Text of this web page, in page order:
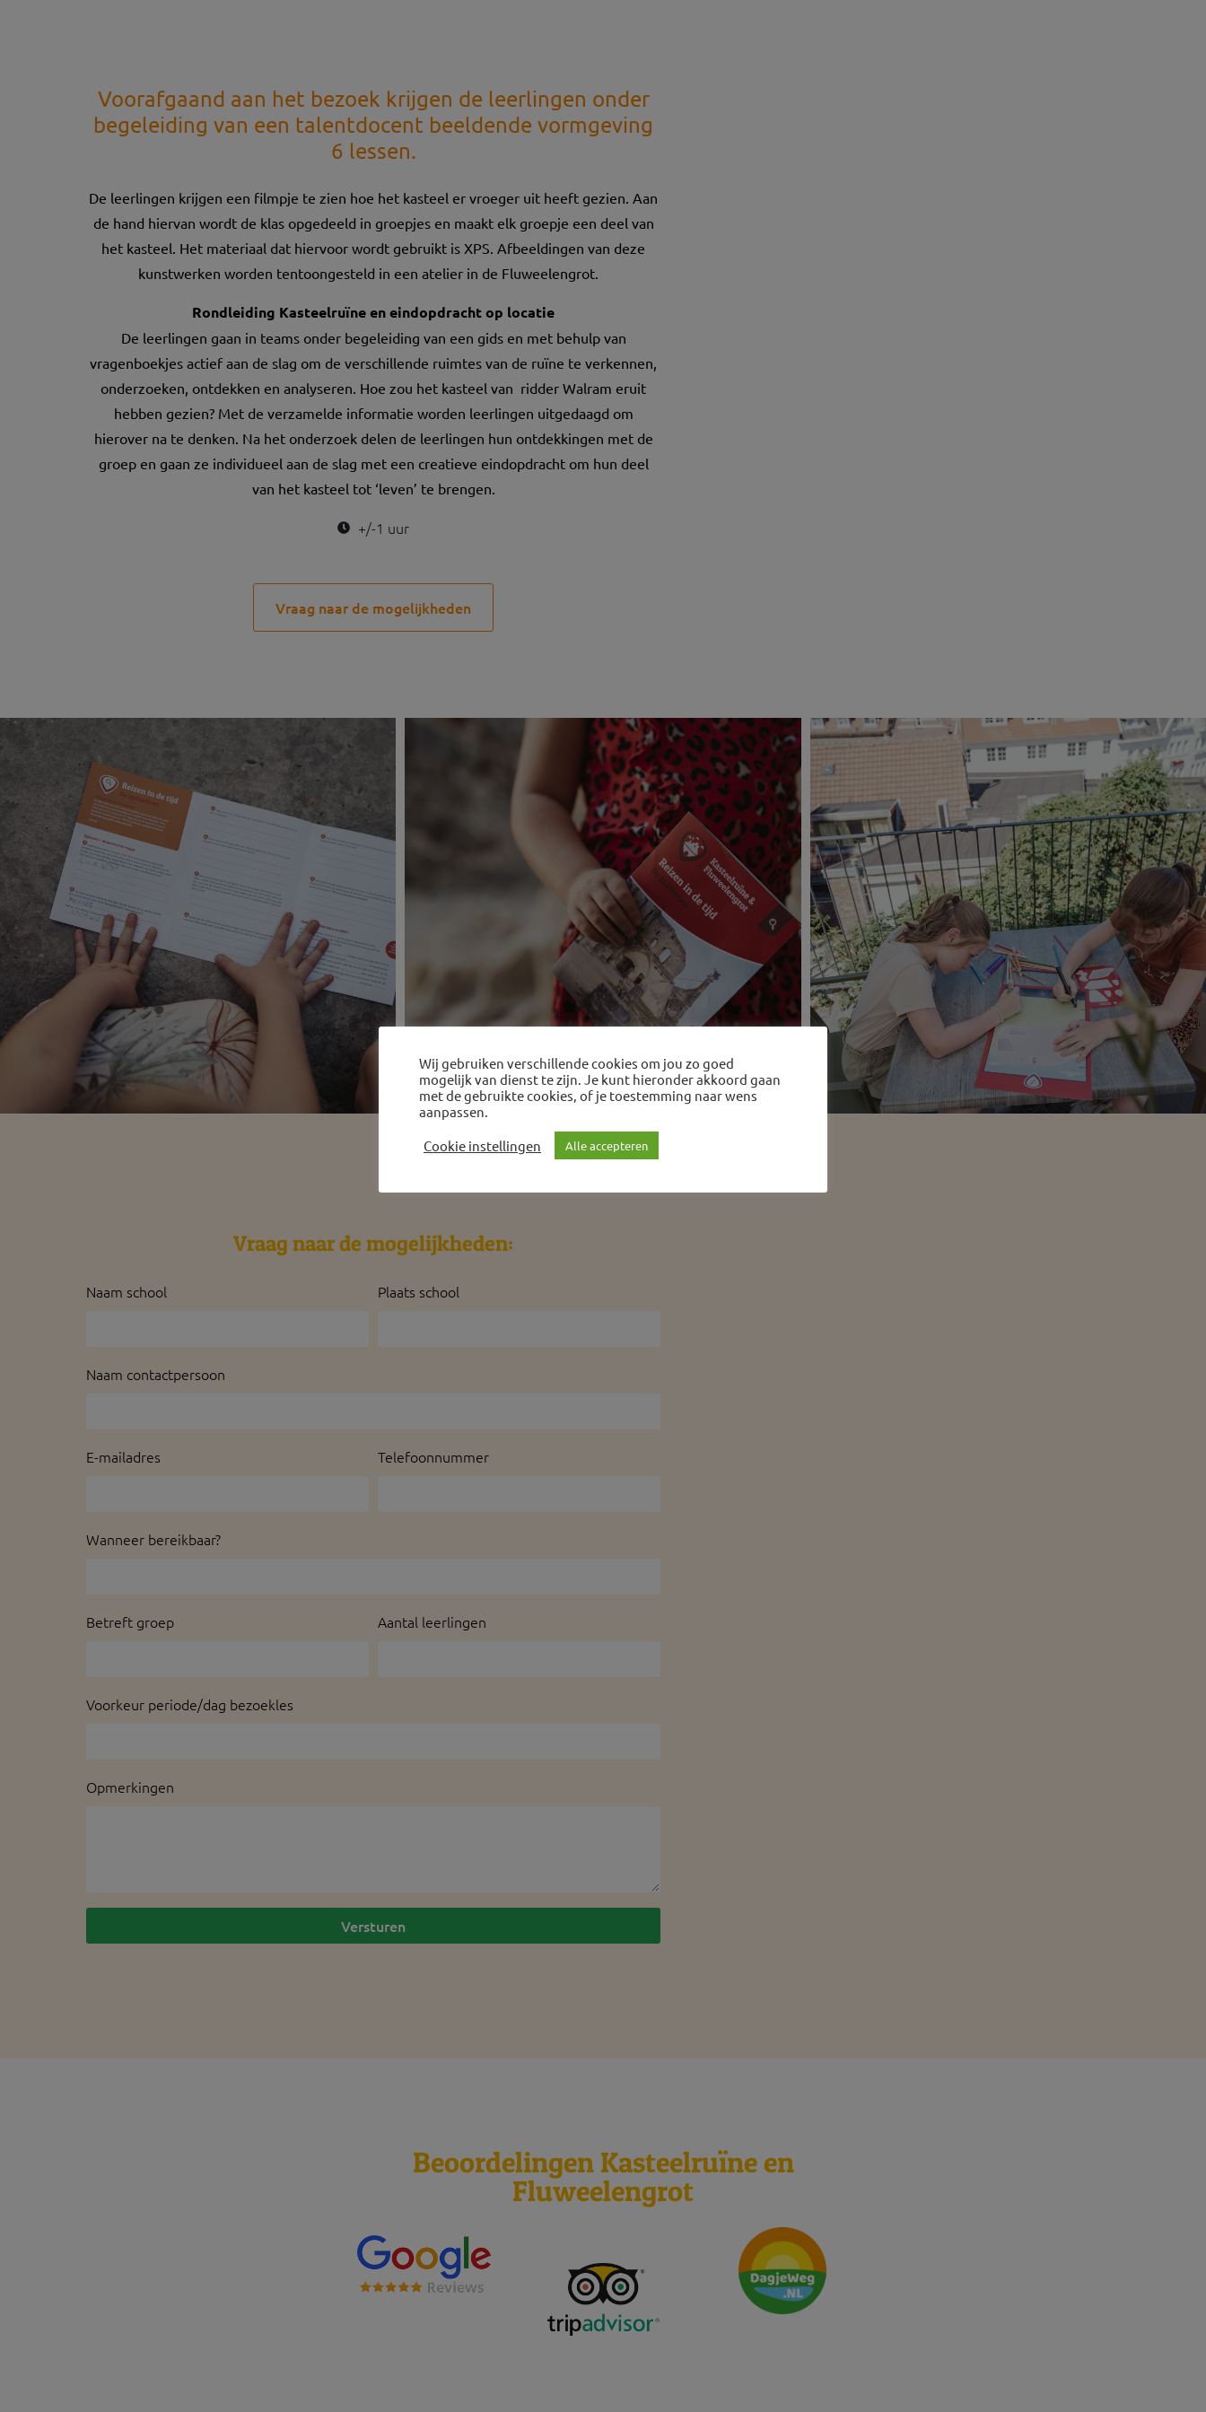
Voorafgaand aan het bezoek krijgen de leerlingen onder
begeleiding van een talentdocent beeldende vormgeving
6 lessen.
De leerlingen krijgen een filmpje te zien hoe het kasteel er vroeger uit heeft gezien. Aan
de hand hiervan wordt de klas opgedeeld in groepjes en maakt elk groepje een deel van
het kasteel. Het materiaal dat hiervoor wordt gebruikt is XPS. Afbeeldingen van deze
kunstwerken worden tentoongesteld in een atelier in de Fluweelengrot.
Rondleiding Kasteelruïne en eindopdracht op locatie
De leerlingen gaan in teams onder begeleiding van een gids en met behulp van
vragenboekjes actief aan de slag om de verschillende ruimtes van de ruïne te verkennen,
onderzoeken, ontdekken en analyseren. Hoe zou het kasteel van ridder Walram eruit
hebben gezien? Met de verzamelde informatie worden leerlingen uitgedaagd om
hierover na te denken. Na het onderzoek delen de leerlingen hun ontdekkingen met de
groep en gaan ze individueel aan de slag met een creatieve eindopdracht om hun deel
van het kasteel tot ‘leven’ te brengen.
+/-1 uur
Vraag naar de mogelijkheden
Vraag naar de mogelijkheden:
Naam school Plaats school
Naam contactpersoon
E-mailadres Telefoonnummer
Wanneer bereikbaar?
Betreft groep Aantal leerlingen
Voorkeur periode/dag bezoekles
Opmerkingen
Versturen
Beoordelingen Kasteelruïne en
Fluweelengrot
Wij gebruiken verschillende cookies om jou zo goed
mogelijk van dienst te zijn. Je kunt hieronder akkoord gaan
met de gebruikte cookies, of je toestemming naar wens
aanpassen.
Cookie instellingen
Alle accepteren